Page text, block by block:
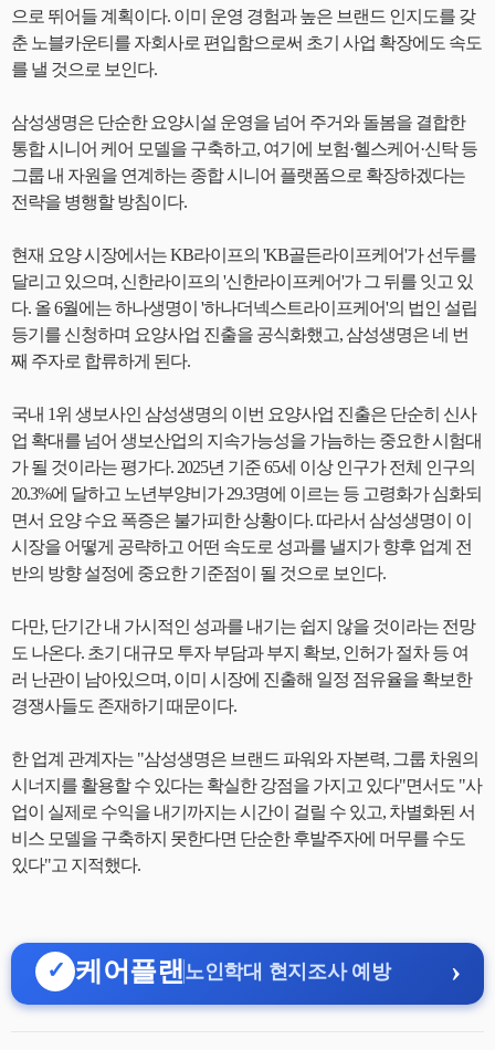
으로 뛰어들 계획이다. 이미 운영 경험과 높은 브랜드 인지도를 갖
춘 노블카운티를 자회사로 편입함으로써 초기 사업 확장에도 속도
를 낼 것으로 보인다.
삼성생명은 단순한 요양시설 운영을 넘어 주거와 돌봄을 결합한
통합 시니어 케어 모델을 구축하고, 여기에 보험·헬스케어·신탁 등
그룹 내 자원을 연계하는 종합 시니어 플랫폼으로 확장하겠다는
전략을 병행할 방침이다.
현재 요양 시장에서는 KB라이프의 'KB골든라이프케어'가 선두를
달리고 있으며, 신한라이프의 '신한라이프케어'가 그 뒤를 잇고 있
다. 올 6월에는 하나생명이 '하나더넥스트라이프케어'의 법인 설립
등기를 신청하며 요양사업 진출을 공식화했고, 삼성생명은 네 번
째 주자로 합류하게 된다.
국내 1위 생보사인 삼성생명의 이번 요양사업 진출은 단순히 신사
업 확대를 넘어 생보산업의 지속가능성을 가늠하는 중요한 시험대
가 될 것이라는 평가다. 2025년 기준 65세 이상 인구가 전체 인구의
20.3%에 달하고 노년부양비가 29.3명에 이르는 등 고령화가 심화되
면서 요양 수요 폭증은 불가피한 상황이다. 따라서 삼성생명이 이
시장을 어떻게 공략하고 어떤 속도로 성과를 낼지가 향후 업계 전
반의 방향 설정에 중요한 기준점이 될 것으로 보인다.
다만, 단기간 내 가시적인 성과를 내기는 쉽지 않을 것이라는 전망
도 나온다. 초기 대규모 투자 부담과 부지 확보, 인허가 절차 등 여
러 난관이 남아있으며, 이미 시장에 진출해 일정 점유율을 확보한
경쟁사들도 존재하기 때문이다.
한 업계 관계자는 "삼성생명은 브랜드 파워와 자본력, 그룹 차원의
시너지를 활용할 수 있다는 확실한 강점을 가지고 있다"면서도 "사
업이 실제로 수익을 내기까지는 시간이 걸릴 수 있고, 차별화된 서
비스 모델을 구축하지 못한다면 단순한 후발주자에 머무를 수도
있다"고 지적했다.
✓ 케어플랜 노인학대 현지조사 예방 ›